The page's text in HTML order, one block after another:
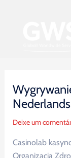
Deixe um
Casinolab
Organizacja